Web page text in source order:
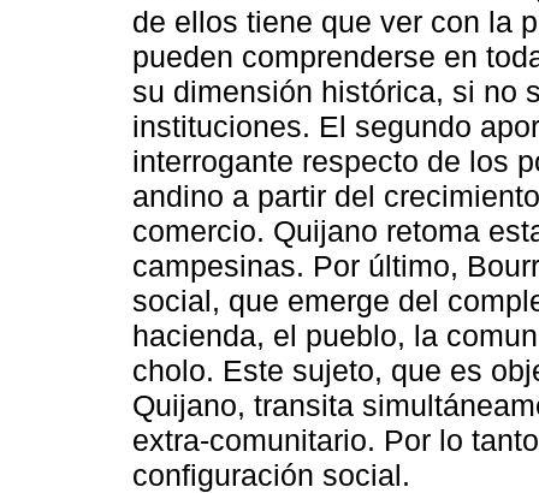
de ellos tiene que ver con la
pueden comprenderse en
su dimensión histórica, si no
instituciones. El segundo
interrogante respecto de los
andino a partir del
comercio. Quijano retoma
campesinas. Por último,
social, que emerge del
hacienda, el pueblo, la
cholo. Este sujeto, que es
Quijano, transita
extra-comunitario. Por lo
configuración social.